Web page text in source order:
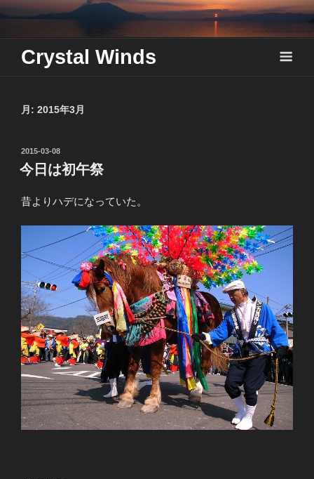
Skip
content
Crystal Winds
月: 2015年3月
投
稿
日:
2015-03-08
今日は初午祭
昔よりハデになっていた。